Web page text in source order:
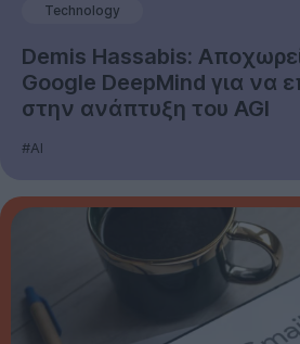
Technology
Demis Hassabis:
Google DeepMind για να
στην ανάπτυξη του AGI
#AI